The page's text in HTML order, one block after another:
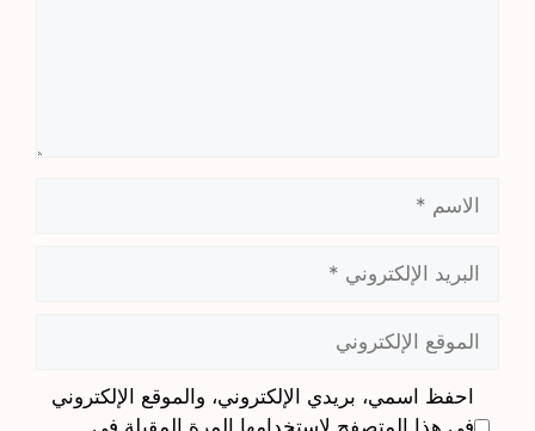
الاسم
البريد
الإلكتروني
الموقع
الإلكتروني
احفظ اسمي، بريدي الإلكتروني، والموقع الإلكتروني
في هذا المتصفح لاستخدامها المرة المقبلة في